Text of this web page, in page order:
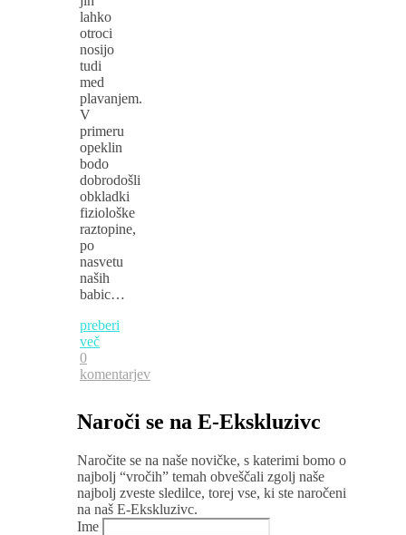
lahko
otroci
nosijo
tudi
med
plavanjem.
V
primeru
opeklin
bodo
dobrodošli
obkladki
fiziološke
raztopine,
po
nasvetu
naših
babic…
preberi
več
0
komentarjev
Naroči se na E-Ekskluzivc
Naročite se na naše novičke, s katerimi bomo o
najbolj “vročih” temah obveščali zgolj naše
najbolj zveste sledilce, torej vse, ki ste naročeni
na naš E-Ekskluzivc.
Ime